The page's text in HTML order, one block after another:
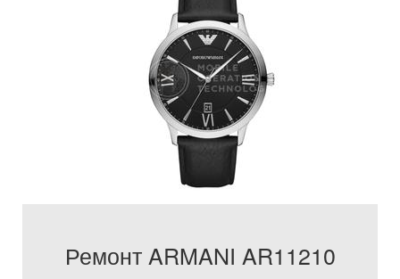
Ремонт ARMANI AR11210